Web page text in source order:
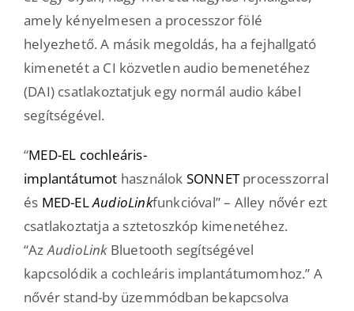
amely kényelmesen a processzor fölé
helyezhető. A másik megoldás, ha a fejhallgató
kimenetét a CI közvetlen audio bemenetéhez
(DAI) csatlakoztatjuk egy normál audio kábel
segítségével.
“MED-EL cochleáris-
implantátumot használok SONNETprocesszorral
és MED-ELAudioLinkfunkcióval” – Alley nővér ezt
csatlakoztatja a sztetoszkóp kimenetéhez.
“AzAudioLinkBluetooth segítségével
kapcsolódik a cochleáris implantátumomhoz.” A
nővér stand-by üzemmódban bekapcsolva